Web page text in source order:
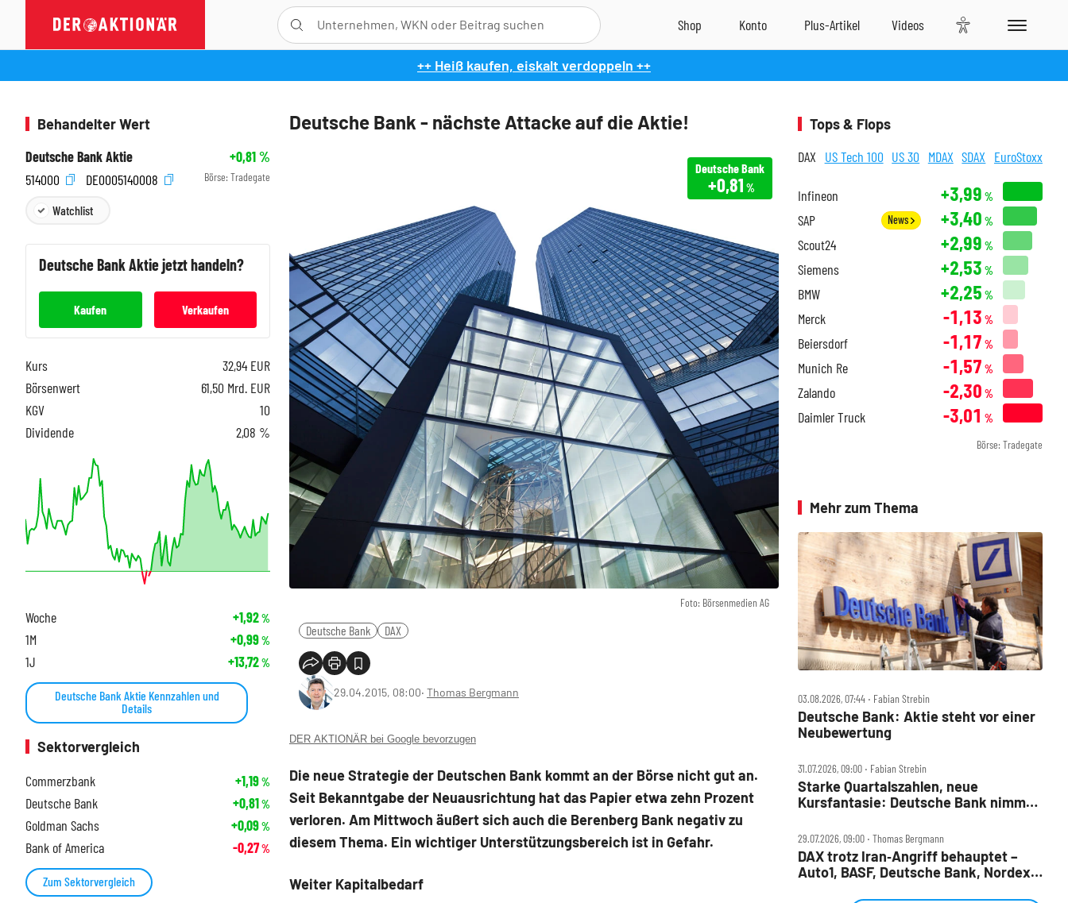
++ Heiß kaufen, eiskalt verdoppeln ++
Deutsche Bank - nächste Attacke auf die Aktie!
Foto: Börsenmedien AG
Deutsche Bank
+0,81 %
Deutsche Bank DAX
29.04.2015, 08:00‧ Thomas Bergmann
DER AKTIONÄR bei Google bevorzugen
Die neue Strategie der Deutschen Bank kommt an der Börse nicht gut an.
Seit Bekanntgabe der Neuausrichtung hat das Papier etwa zehn Prozent
verloren. Am Mittwoch äußert sich auch die Berenberg Bank negativ zu
diesem Thema. Ein wichtiger Unterstützungsbereich ist in Gefahr.
Weiter Kapitalbedarf
Behandelter Wert
Deutsche Bank Aktie
+0,81%
514000
DE0005140008 Börse: Tradegate
Watchlist
Deutsche BankAktie jetzt handeln?
Kaufen Verkaufen
Kurs 32,94 EUR
Börsenwert
61,50 Mrd. EUR
KGV
10
Dividende
2,08 %
Woche +1,92%
1M +0,99%
1J +13,72%
Deutsche Bank Aktie Kennzahlen und
Details
Sektorvergleich
Commerzbank
+1,19%
Deutsche Bank +0,81%
Goldman Sachs +0,09%
Bank of America -0,27%
Zum Sektorvergleich
Tops & Flops
DAX US Tech 100 US 30 MDAX SDAX EuroStoxx
Infineon +3,99 %
SAP News +3,40 %
Scout24 +2,99 %
Siemens +2,53 %
BMW +2,25 %
Merck -1,13 %
Beiersdorf -1,17 %
Munich Re -1,57 %
Zalando -2,30 %
Daimler Truck -3,01 %
Börse: Tradegate
Mehr zum Thema
03.08.2026, 07:44 ‧ Fabian Strebin
Deutsche Bank: Aktie steht vor einer
Neubewertung
31.07.2026, 09:00 ‧ Fabian Strebin
Starke Quartalszahlen, neue
Kursfantasie: Deutsche Bank nimmt
29.07.2026, 09:00 ‧ Thomas Bergmann
DAX trotz Iran‑Angriff behauptet –
Auto1, BASF, Deutsche Bank, Nordex,